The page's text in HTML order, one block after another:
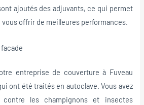
ajoutés des adjuvants, ce qui permet
vous offrir de meilleures performances.
entreprise de couverture à Fuveau
ont été traités en autoclave. Vous avez
les champignons et insectes